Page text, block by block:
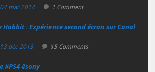
04 mar 2014 1 Comment
Hobbit : Expérience second écran sur Canal
13 déc 2013 15 Comments
#PS4 #sony